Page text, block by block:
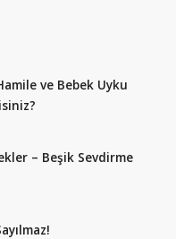
ve Bebek Uyku
– Beşik Sevdirme